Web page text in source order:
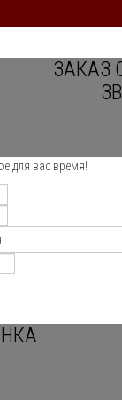
ЗАКАЗ
для вас время!